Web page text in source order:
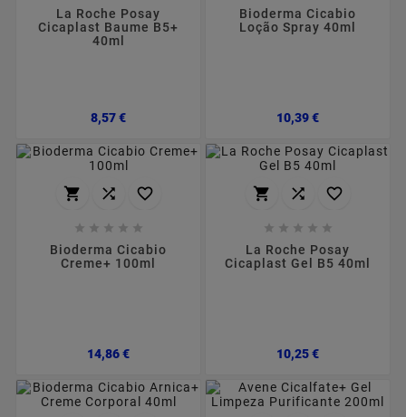
La Roche Posay
Cicaplast Baume B5+
40ml
8,57 €Preço
Bioderma Cicabio
Loção Spray 40ml
10,39 €Preço
  
    
Bioderma Cicabio
Creme+ 100ml
14,86 €Preço
  
    
La Roche Posay
Cicaplast Gel B5 40ml
10,25 €Preço